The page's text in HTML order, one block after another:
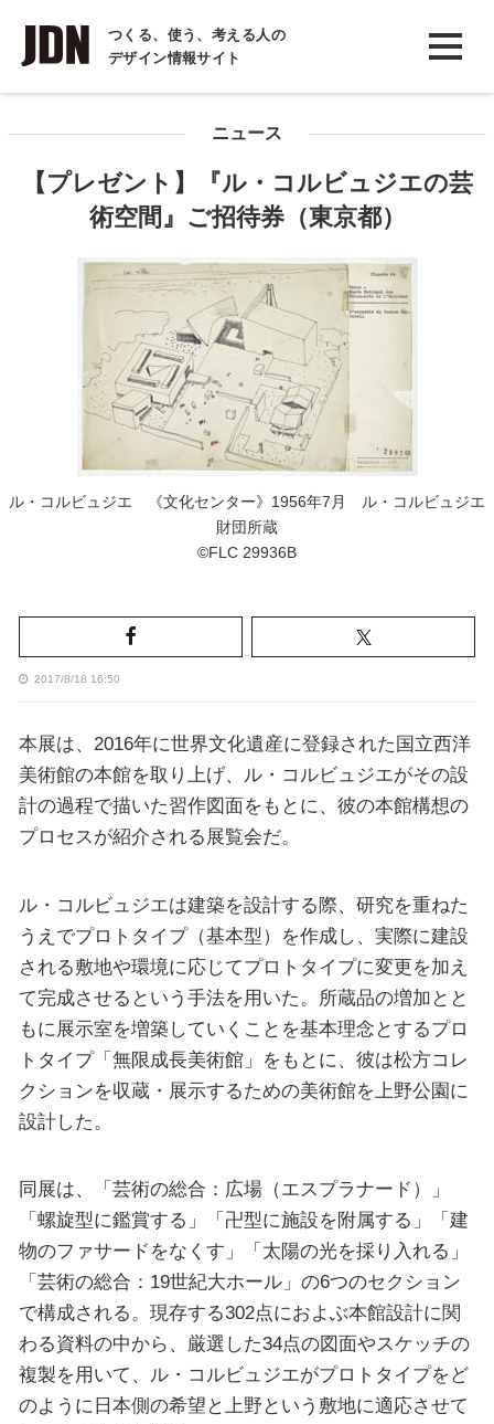
つくる、使う、考える人の
デザイン情報サイト
INTERVIEW
インタビュー
COLUMN
ニュース
【プレゼント】『ル・コルビュジエの芸
術空間』ご招待券（東京都）
ル・コルビュジエ 《文化センター》1956年7月 ル・コルビュジエ
財団所蔵
©FLC 29936B
2017/8/18 16:50
本展は、2016年に世界文化遺産に登録された国立西洋
美術館の本館を取り上げ、ル・コルビュジエがその設
計の過程で描いた習作図面をもとに、彼の本館構想の
プロセスが紹介される展覧会だ。
ル・コルビュジエは建築を設計する際、研究を重ねた
うえでプロトタイプ（基本型）を作成し、実際に建設
される敷地や環境に応じてプロトタイプに変更を加え
て完成させるという手法を用いた。所蔵品の増加とと
もに展示室を増築していくことを基本理念とするプロ
トタイプ「無限成長美術館」をもとに、彼は松方コレ
クションを収蔵・展示するための美術館を上野公園に
設計した。
同展は、「芸術の総合：広場（エスプラナード）」
「螺旋型に鑑賞する」「卍型に施設を附属する」「建
物のファサードをなくす」「太陽の光を採り入れる」
「芸術の総合：19世紀大ホール」の6つのセクション
で構成される。現存する302点におよぶ本館設計に関
わる資料の中から、厳選した34点の図面やスケッチの
複製を用いて、ル・コルビュジエがプロトタイプをど
のように日本側の希望と上野という敷地に適応させて